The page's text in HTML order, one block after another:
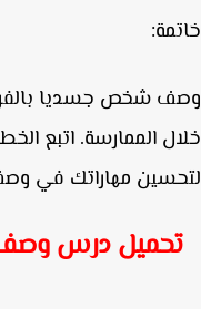
شخص جسديا
الممارسة. اتبع
مهاراتك في وصف
درس وصف